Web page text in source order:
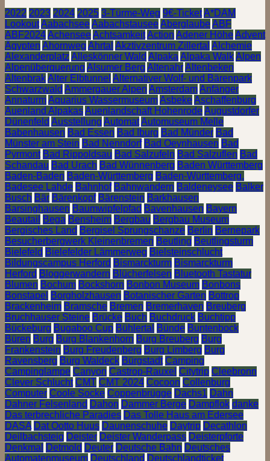
2022 2023 2024 2025 3-Türme-Weg 9€-TicketA*DAM
LookoutAabachseeAabachstauseeAberglaubeABF
ABF2024AchenseeAchtsamkeitAction Adener HöheAdvent
Ägypten Ahornweg Ahrtal Akztivzentrum Zillertal Alchemie
Alexanderplatz Alleskönner Wald Alpaka Alpaka WalkAlpen
Alpenüberquerung Alsumer Berg AltenahrAltenbeken
AltenbrakAlter Elbtunnel Alternativer Wolf- und Bärenpark
Schwarzwald Ammergauer Alpen AmsterdamAnfänger
AnnaturmAquarius WassermuseumAsbekeAschaffenburg
Auenland AlpakasAuenlandschaft HohenrodeAugustdorfer
Dünenfeld Ausstellung AutomatAutomuseum Melle
Babenhausen Bad Essen Bad Iburg Bad Münder Bad
Münster am Stein Bad Nenndorf Bad Oeynhausen Bad
Pyrmont Bad Rippoldsau Bad Salzufeln Bad Salzuflen Bad
Schandau Bad Urach Bad Wünnenberg Baden Württemberg
Baden-Baden Baden-Württemberg Baden-Württemberg.
Badesee Lahde Bahnhof Bahnwandern Baldeneysee Balker
Busch Bär Bärenkopf Bärenstein Barkhausen
Barsinghausen Baumwipfelpfad Bavenhausen Bayern
Beautail
Bega Bensheim Bergbau Bergbau Museum
Bergisches Land Bergisel Sprungschanze Berlin Bernepark
Besucherbergwerk Kleinenbremen Beutling Beutlingsturm
Bielefeld Bielefelder Lämmerweg Bielsteinschlucht
Bildungscampus Herford Bismarckturm Bismarckturm
Herford Bloggerwandern Blücherfelsen Bluetooth Tastatur
Blumen Bochum Bockshorn Bonbon Museum Bonbons
Bonstapel Borgholzhausen Botanischer Garten Bottrop
Brackenheim Bramsche Bremen Bremerhaven Breuberg
Bruchhauser Steine Brücke Buch Buchdruck Buchtipp
Bückeburg Bugaboo Cup Bühlertal Bünde Buntenbock
Büren Burg Burg Blankenhorn Burg Breuberg Burg
Frankenstein Burg Freudenberg Burg Limberg Burg
Ravensberg Burg Waldeck Bürgstadt Camping
Campinglampe Canyon Castrop-Rauxel Citytrip Cleebronn
Clever Schlucht CMT CMT 2024 Cocoon Collenburg
Computer Coole Socke Coppenbrügge Dachs1 Dahn
Dahner Felsenland Dahon Dammer Berge Dampflok danke
Das terbrechliche Paradies Das Tolle Haus am Edersee
DASA Dat Ootto Huus Daunenschuhe Daytrip Decathlon
Deilbachsteig Deister Deister Wanderpass Deisterpforte
Denkmal
Detmold Deuter Deutsche Bahn Deutsches
Automatenmuseum Deutschland Deutschlandticket